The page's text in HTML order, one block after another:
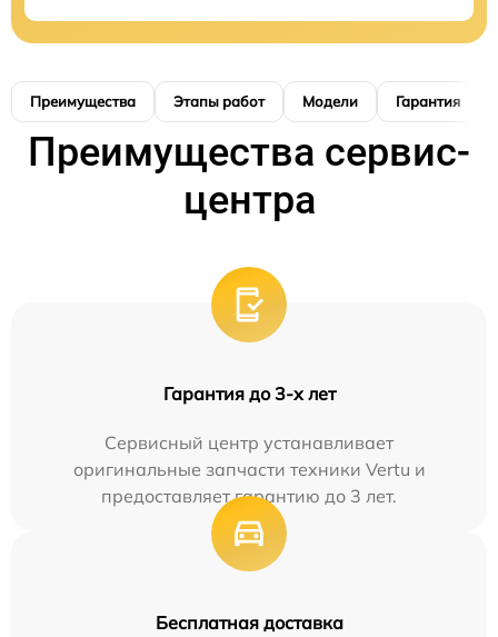
Преимущества Этапы работ Модели Гарантия
Преимущества сервис-
центра
Гарантия до 3-х лет
Сервисный центр устанавливает
оригинальные запчасти техники Vertu и
предоставляет гарантию до 3 лет.
Бесплатная доставка